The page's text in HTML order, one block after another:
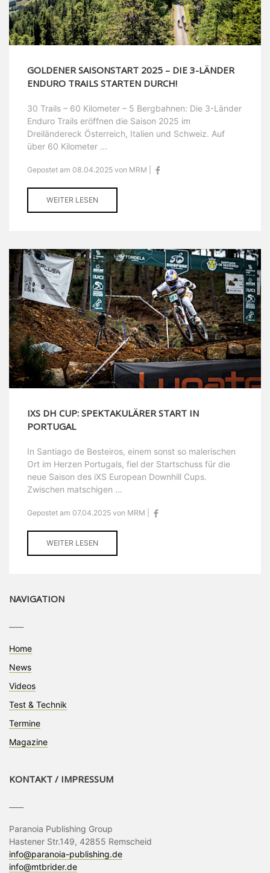
GOLDENER SAISONSTART 2025 – DIE 3-LÄNDER
ENDURO TRAILS STARTEN DURCH!
30 Trails – 60 Kilometer – 5 Bergbahnen: Die 3-Länder
Enduro Trails eröffnen die Saison 2025 im
Dreiländereck Österreich, Italien und Schweiz. Auf
über 60 Kilometer ...
Gepostet am 08.04.2025 von MRM |
WEITER LESEN
IXS DH CUP: SPEKTAKULÄRER START IN
PORTUGAL
In Santiago de Besteiros, einem sonst so malerischen
Ort im Herzen Portugals, fiel der Startschuss für die
neue Saison des iXS European Downhill Cups.
Zwischen matschigen ...
Gepostet am 07.04.2025 von MRM |
WEITER LESEN
NAVIGATION
Home
News
Videos
Test & Technik
Termine
Magazine
KONTAKT / IMPRESSUM
Paranoia Publishing Group
Hastener Str.149, 42855 Remscheid
info@paranoia-publishing.de
info@mtbrider.de